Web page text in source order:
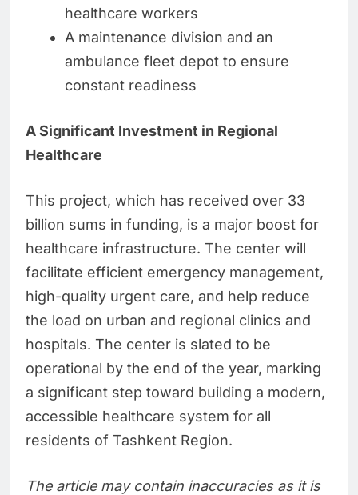
healthcare workers
A maintenance division and an
ambulance fleet depot to ensure
constant readiness
A Significant Investment in Regional
Healthcare
This project, which has received over 33
billion sums in funding, is a major boost for
healthcare infrastructure. The center will
facilitate efficient emergency management,
high-quality urgent care, and help reduce
the load on urban and regional clinics and
hospitals. The center is slated to be
operational by the end of the year, marking
a significant step toward building a modern,
accessible healthcare system for all
residents of Tashkent Region.
The article may contain inaccuracies as it is